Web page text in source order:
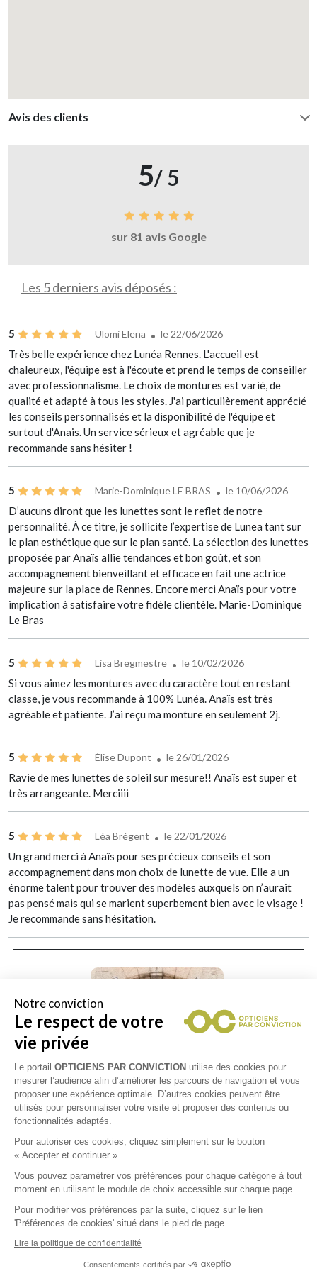
Avis des clients
5/ 5
sur 81 avis Google
Les 5 derniers avis déposés :
5 Ulomi Elena le 22/06/2026
Très belle expérience chez Lunéa Rennes. L'accueil est
chaleureux, l'équipe est à l'écoute et prend le temps de conseiller
avec professionnalisme. Le choix de montures est varié, de
qualité et adapté à tous les styles. J'ai particulièrement apprécié
les conseils personnalisés et la disponibilité de l'équipe et
surtout d'Anais. Un service sérieux et agréable que je
recommande sans hésiter !
5 Marie-Dominique LE BRAS le 10/06/2026
D’aucuns diront que les lunettes sont le reflet de notre
personnalité. À ce titre, je sollicite l’expertise de Lunea tant sur
le plan esthétique que sur le plan santé. La sélection des lunettes
proposée par Anaïs allie tendances et bon goût, et son
accompagnement bienveillant et efficace en fait une actrice
majeure sur la place de Rennes. Encore merci Anaïs pour votre
implication à satisfaire votre fidèle clientèle. Marie-Dominique
Le Bras
5 Lisa Bregmestre le 10/02/2026
Si vous aimez les montures avec du caractère tout en restant
classe, je vous recommande à 100% Lunéa. Anaïs est très
agréable et patiente. J’ai reçu ma monture en seulement 2j.
5 Élise Dupont le 26/01/2026
Ravie de mes lunettes de soleil sur mesure!! Anaïs est super et
très arrangeante. Merciiii
5 Léa Brégent le 22/01/2026
Un grand merci à Anaïs pour ses précieux conseils et son
accompagnement dans mon choix de lunette de vue. Elle a un
énorme talent pour trouver des modèles auxquels on n’aurait
pas pensé mais qui se marient superbement bien avec le visage !
Je recommande sans hésitation.
Notre conviction
Le respect de votre
vie privée
Le portail OPTICIENS PAR CONVICTION utilise des cookies pour
mesurer l’audience afin d’améliorer les parcours de navigation et vous
proposer une expérience optimale. D’autres cookies peuvent être
utilisés pour personnaliser votre visite et proposer des contenus ou
fonctionnalités adaptés.
Pour autoriser ces cookies, cliquez simplement sur le bouton
« Accepter et continuer ».
Vous pouvez paramétrer vos préférences pour chaque catégorie à tout
moment en utilisant le module de choix accessible sur chaque page.
Pour modifier vos préférences par la suite, cliquez sur le lien
'Préférences de cookies' situé dans le pied de page.
Lire la politique de confidentialité
Consentements certifiés par